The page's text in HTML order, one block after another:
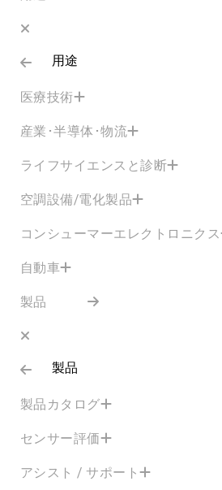
用途
医療技術
産業･半導体･物流
ライフサイエンスと診断
空調設備/電化製品
コンシューマーエレクトロニクス
自動車
製品
製品
製品カタログ
センサー評価
アシスト / サポート